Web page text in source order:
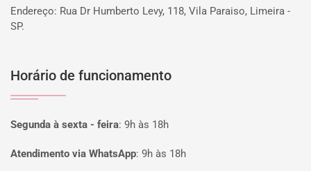
Endereço: Rua Dr Humberto Levy, 118, Vila Paraiso, Limeira -
SP.
Horário de funcionamento
Segunda à sexta - feira: 9h às 18h
Atendimento via WhatsApp: 9h às 18h